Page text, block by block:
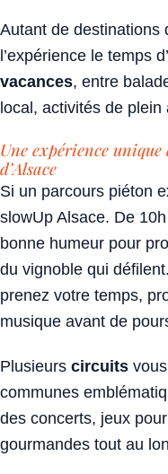
Autant de destinations
l’expérience le temps
vacances, entre
local, activités de
Une expérience
d’Alsace
Si un parcours piéton
slowUp Alsace. De
bonne humeur pour
du vignoble qui
prenez votre temps,
musique avant de
Plusieurs circuits
communes
des concerts, jeux
gourmandes tout au